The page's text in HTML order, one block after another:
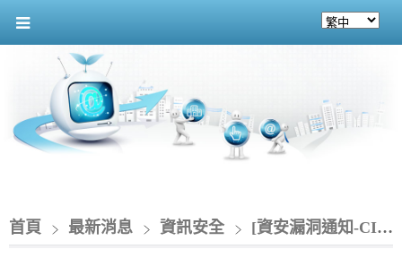
首頁 最新消息 資訊安全 [資安漏洞通知-CIO] SonicWall 產品存在多個漏洞